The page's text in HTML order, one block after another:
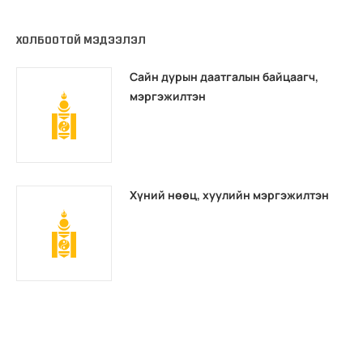
ХОЛБООТОЙ МЭДЭЭЛЭЛ
Сайн дурын даатгалын байцаагч,
мэргэжилтэн
Хүний нөөц, хуулийн мэргэжилтэн